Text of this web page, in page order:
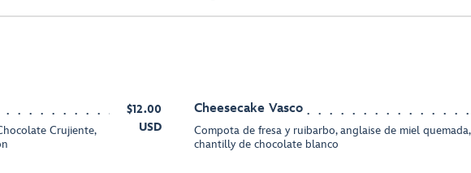
Crujiente,
$12.00
USD
Cheesecake Vasco
Compota de fresa y ruibarbo, anglaise de miel quemada,
chantilly de chocolate blanco